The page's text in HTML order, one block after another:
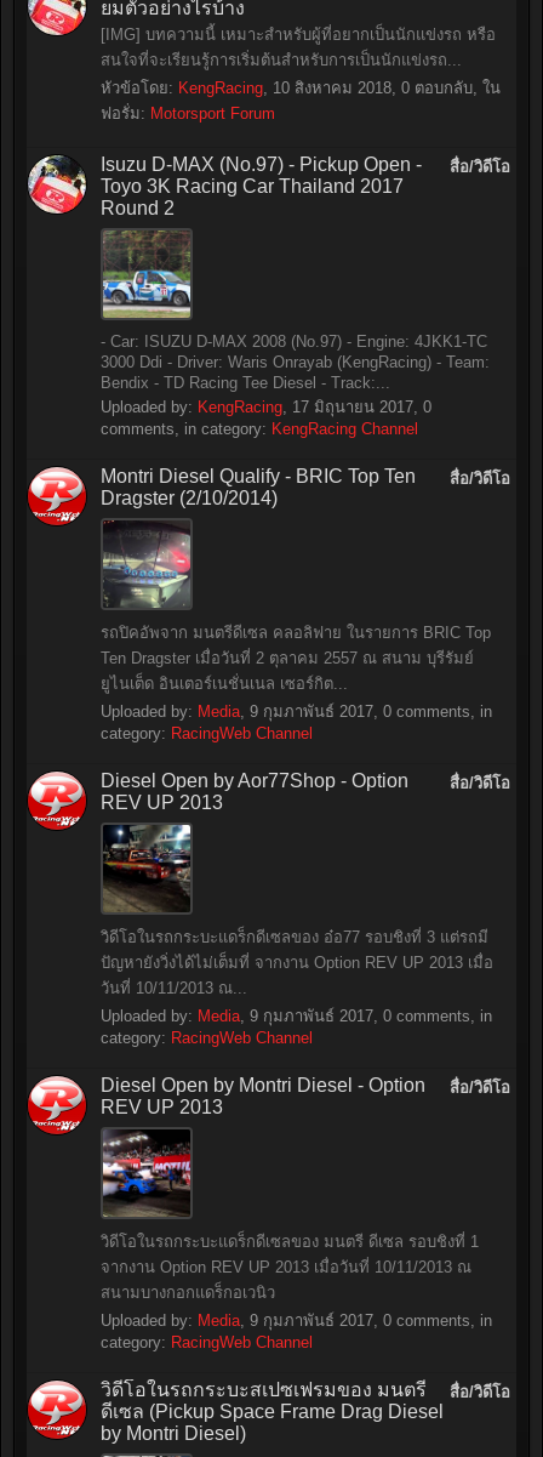
ยมตัวอย่างไรบ้าง
[IMG] บทความนี้ เหมาะสำหรับผู้ที่อยากเป็นนักแข่งรถ หรือ
สนใจที่จะเรียนรู้การเริ่มต้นสำหรับการเป็นนักแข่งรถ...
หัวข้อโดย: KengRacing, 10 สิงหาคม 2018, 0 ตอบกลับ, ใน
ฟอรั่ม: Motorsport Forum
สื่อ/วิดีโอ
Isuzu D-MAX (No.97) - Pickup Open -
Toyo 3K Racing Car Thailand 2017
Round 2
- Car: ISUZU D-MAX 2008 (No.97) - Engine: 4JKK1-TC
3000 Ddi - Driver: Waris Onrayab (KengRacing) - Team:
Bendix - TD Racing Tee Diesel - Track:...
Uploaded by: KengRacing, 17 มิถุนายน 2017, 0
comments, in category: KengRacing Channel
สื่อ/วิดีโอ
Montri Diesel Qualify - BRIC Top Ten
Dragster (2/10/2014)
รถปิคอัพจาก มนตรีดีเซล คลอลิฟาย ในรายการ BRIC Top
Ten Dragster เมื่อวันที่ 2 ตุลาคม 2557 ณ สนาม บุรีรัมย์
ยูไนเต็ด อินเตอร์เนชั่นเนล เซอร์กิต...
Uploaded by: Media, 9 กุมภาพันธ์ 2017, 0 comments, in
category: RacingWeb Channel
สื่อ/วิดีโอ
Diesel Open by Aor77Shop - Option
REV UP 2013
วิดีโอในรถกระบะแดร็กดีเซลของ อ๋อ77 รอบชิงที่ 3 แต่รถมี
ปัญหายังวิ่งได้ไม่เต็มที่ จากงาน Option REV UP 2013 เมื่อ
วันที่ 10/11/2013 ณ...
Uploaded by: Media, 9 กุมภาพันธ์ 2017, 0 comments, in
category: RacingWeb Channel
สื่อ/วิดีโอ
Diesel Open by Montri Diesel - Option
REV UP 2013
วิดีโอในรถกระบะแดร็กดีเซลของ มนตรี ดีเซล รอบชิงที่ 1
จากงาน Option REV UP 2013 เมื่อวันที่ 10/11/2013 ณ
สนามบางกอกแดร็กอเวนิว
Uploaded by: Media, 9 กุมภาพันธ์ 2017, 0 comments, in
category: RacingWeb Channel
สื่อ/วิดีโอ
วิดีโอในรถกระบะสเปซเฟรมของ มนตรี
ดีเซล (Pickup Space Frame Drag Diesel
by Montri Diesel)